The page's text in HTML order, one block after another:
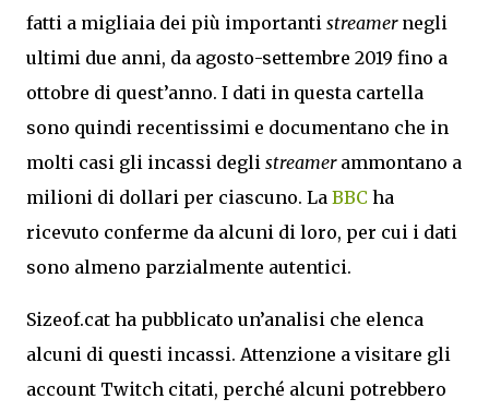
fatti a migliaia dei più importanti streamernegli
ultimi due anni, da agosto-settembre 2019 fino a
ottobre di quest’anno. I dati in questa cartella
sono quindi recentissimi e documentano che in
molti casi gli incassi degli streamerammontano a
milioni di dollari per ciascuno. La BBC ha
ricevuto conferme da alcuni di loro, per cui i dati
sono almeno parzialmente autentici.
Sizeof.cat ha pubblicato un’analisi che elenca
alcuni di questi incassi. Attenzione a visitare gli
account Twitch citati, perché alcuni potrebbero